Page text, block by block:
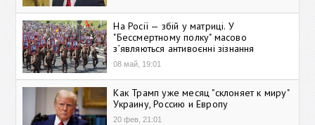
На Росії — збій у матриці. У
"Бессмертному полку" масово
зʼявляються антивоєнні зізнання
08 май, 19:01
Как Трамп уже месяц "склоняет к миру"
Украину, Россию и Европу
20 фев, 21:01